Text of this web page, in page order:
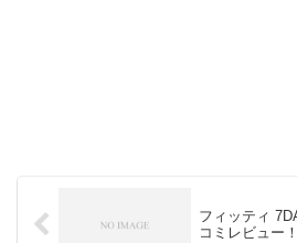
フィッティ
コミレビュー